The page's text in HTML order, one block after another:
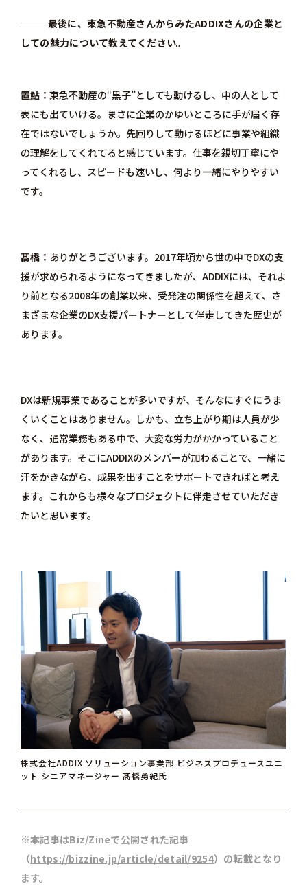
最後に、東急不動産さんからみたADDIXさんの企業と
しての魅力について教えてください。
置鮎
東急不動産の“黒子”としても動けるし、中の人として
表にも出ていける。まさに企業のかゆいところに手が届く存
在ではないでしょうか。先回りして動けるほどに事業や組織
の理解をしてくれてると感じています。仕事を親切丁寧にや
ってくれるし、スピードも速いし、何より一緒にやりやすい
です。
髙橋
ありがとうございます。2017年頃から世の中でDXの支
援が求められるようになってきましたが、ADDIXには、それよ
り前となる2008年の創業以来、受発注の関係性を超えて、さ
まざまな企業のDX支援パートナーとして伴走してきた歴史が
あります。
DXは新規事業であることが多いですが、そんなにすぐにうま
くいくことはありません。しかも、立ち上がり期は人員が少
なく、通常業務もある中で、大変な労力がかかっていること
があります。そこにADDIXのメンバーが加わることで、一緒に
汗をかきながら、成果を出すことをサポートできればと考え
ます。これからも様々なプロジェクトに伴走させていただき
たいと思います。
株式会社ADDIX ソリューション事業部 ビジネスプロデュースユニ
ット シニアマネージャー 髙橋勇紀氏
※本記事はBiz/Zineで公開された記事
（https://bizzine.jp/article/detail/9254）の転載となり
ます。